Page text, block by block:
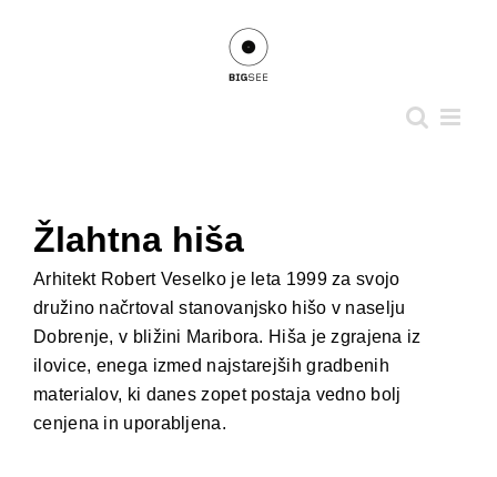
Larger
Image
Žlahtna hiša
Arhitekt Robert Veselko je leta 1999 za svojo
družino načrtoval stanovanjsko hišo v naselju
Dobrenje, v bližini Maribora. Hiša je zgrajena iz
ilovice, enega izmed najstarejših gradbenih
materialov, ki danes zopet postaja vedno bolj
cenjena in uporabljena.